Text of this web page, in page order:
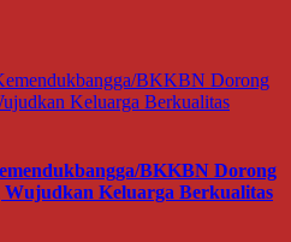
BKKBN Dorong
Keluarga Berkualitas